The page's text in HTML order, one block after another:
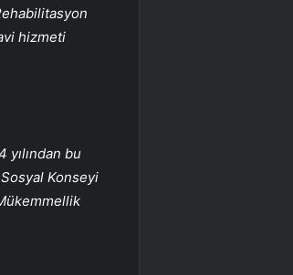
hizmeti
yılından bu
Konseyi